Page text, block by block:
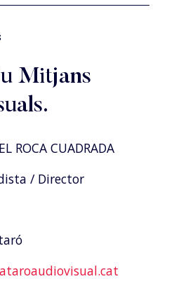
Mitjans
ROCA CUADRADA
/ Director